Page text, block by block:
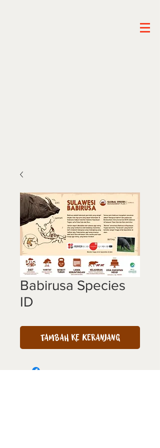
Babirusa Species
ID
Tambah ke Keranjang